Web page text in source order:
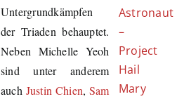
Untergrundkämpfen
der Triaden behauptet.
Neben Michelle Yeoh
sind unter anderem
auch Justin Chien, Sam